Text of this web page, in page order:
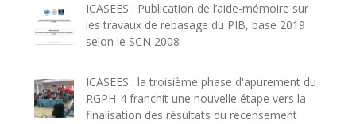
ICASEES : Publication de l’aide-mémoire sur
les travaux de rebasage du PIB, base 2019
selon le SCN 2008
ICASEES : la troisième phase d'apurement du
RGPH-4 franchit une nouvelle étape vers la
finalisation des résultats du recensement